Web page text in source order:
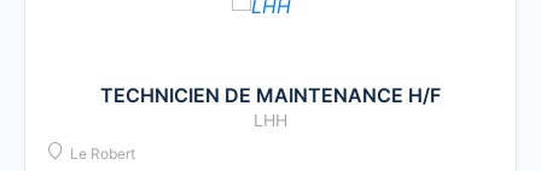
TECHNICIEN DE MAINTENANCE H/F
LHH
Le Robert